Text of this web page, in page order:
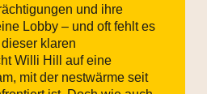
und ihre
Lobby – und oft fehlt es
dieser klaren
Willi Hill auf eine
mit der nestwärme seit